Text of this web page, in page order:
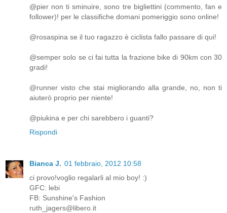
@pier non ti sminuire, sono tre bigliettini (commento, fan e
follower)! per le classifiche domani pomeriggio sono online!
@rosaspina se il tuo ragazzo è ciclista fallo passare di qui!
@semper solo se ci fai tutta la frazione bike di 90km con 30
gradi!
@runner visto che stai migliorando alla grande, no, non ti
aiuterò proprio per niente!
@piukina e per chi sarebbero i guanti?
Rispondi
Bianca J. 01 febbraio, 2012 10:58
ci provo!voglio regalarli al mio boy! :)
GFC: lebi
FB: Sunshine's Fashion
ruth_jagers@libero.it